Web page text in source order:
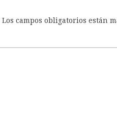
Los campos obligatorios están